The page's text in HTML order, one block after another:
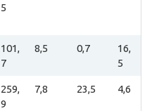
5
101,
7
8,5 0,7
16,
5
259,
9
7,8 23,5 4,6